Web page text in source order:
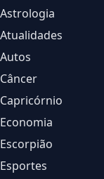
Astrologia
Atualidades
Autos
Câncer
Capricórnio
Economia
Escorpião
Esportes